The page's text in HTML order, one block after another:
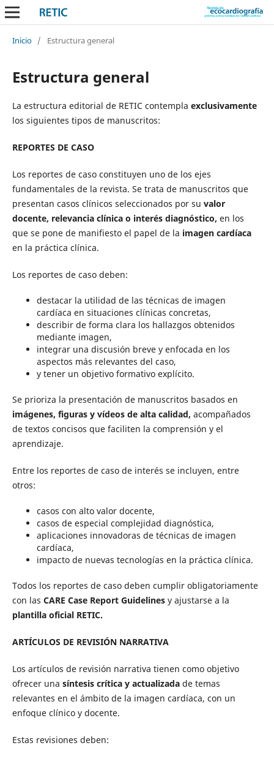
Inicio / Estructura general
Estructura general
La estructura editorial de RETIC contempla exclusivamente
los siguientes tipos de manuscritos:
REPORTES DE CASO
Los reportes de caso constituyen uno de los ejes
fundamentales de la revista. Se trata de manuscritos que
presentan casos clínicos seleccionados por su valor
docente, relevancia clínica o interés diagnóstico, en los
que se pone de manifiesto el papel de la imagen cardíaca
en la práctica clínica.
Los reportes de caso deben:
destacar la utilidad de las técnicas de imagen
cardíaca en situaciones clínicas concretas,
describir de forma clara los hallazgos obtenidos
mediante imagen,
integrar una discusión breve y enfocada en los
aspectos más relevantes del caso,
y tener un objetivo formativo explícito.
Se prioriza la presentación de manuscritos basados en
imágenes, figuras y vídeos de alta calidad, acompañados
de textos concisos que faciliten la comprensión y el
aprendizaje.
Entre los reportes de caso de interés se incluyen, entre
otros:
casos con alto valor docente,
casos de especial complejidad diagnóstica,
aplicaciones innovadoras de técnicas de imagen
cardíaca,
impacto de nuevas tecnologías en la práctica clínica.
Todos los reportes de caso deben cumplir obligatoriamente
con las CARE Case Report Guidelinesy ajustarse a la
plantilla oficial RETIC.
ARTÍCULOS DE REVISIÓN NARRATIVA
Los artículos de revisión narrativa tienen como objetivo
ofrecer una síntesis crítica y actualizadade temas
relevantes en el ámbito de la imagen cardíaca, con un
enfoque clínico y docente.
Estas revisiones deben: